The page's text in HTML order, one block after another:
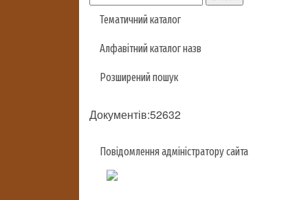
Тематичний каталог
Алфавітний каталог назв
Розширений пошук
Документів:52632
Повідомлення адміністратору сайта